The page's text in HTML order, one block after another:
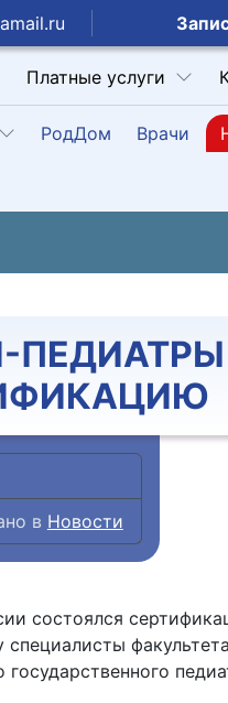
Платные услуги
РодДом Врачи
в Новости
состоялся